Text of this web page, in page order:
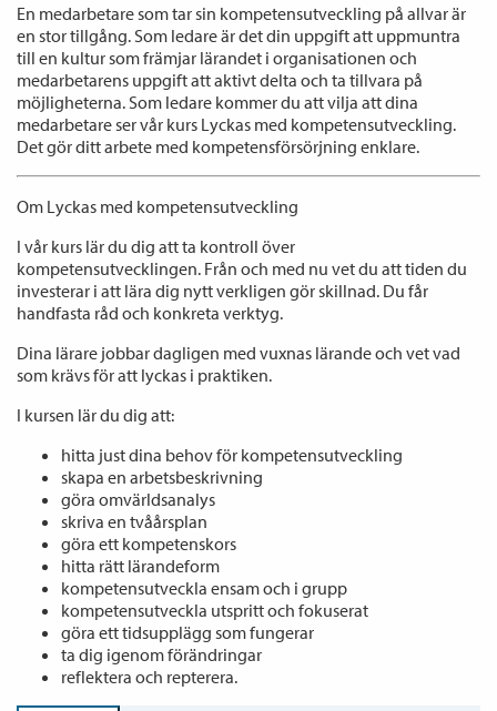
En medarbetare som tar sin kompetensutveckling på allvar är
en stor tillgång. Som ledare är det din uppgift att uppmuntra
till en kultur som främjar lärandet i organisationen och
medarbetarens uppgift att aktivt delta och ta tillvara på
möjligheterna. Som ledare kommer du att vilja att dina
medarbetare ser vår kurs Lyckas med kompetensutveckling.
Det gör ditt arbete med kompetensförsörjning enklare.
Om Lyckas med kompetensutveckling
I vår kurs lär du dig att ta kontroll över
kompetensutvecklingen. Från och med nu vet du att tiden du
investerar i att lära dig nytt verkligen gör skillnad. Du får
handfasta råd och konkreta verktyg.
Dina lärare jobbar dagligen med vuxnas lärande och vet vad
som krävs för att lyckas i praktiken.
I kursen lär du dig att:
hitta just dina behov för kompetensutveckling
skapa en arbetsbeskrivning
göra omvärldsanalys
skriva en tvåårsplan
göra ett kompetenskors
hitta rätt lärandeform
kompetensutveckla ensam och i grupp
kompetensutveckla utspritt och fokuserat
göra ett tidsupplägg som fungerar
ta dig igenom förändringar
reflektera och repterera.